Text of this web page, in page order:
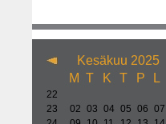
Kesäkuu 2025
M T K T P L
22
23
02 03 04 05 06 07